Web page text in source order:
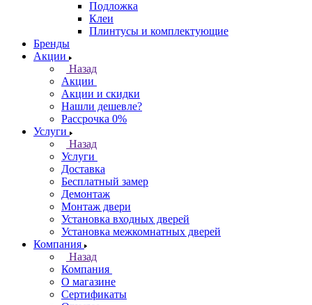
Подложка
Клеи
Плинтусы и комплектующие
Бренды
Акции
Назад
Акции
Акции и скидки
Нашли дешевле?
Рассрочка 0%
Услуги
Назад
Услуги
Доставка
Бесплатный замер
Демонтаж
Монтаж двери
Установка входных дверей
Установка межкомнатных дверей
Компания
Назад
Компания
О магазине
Сертификаты